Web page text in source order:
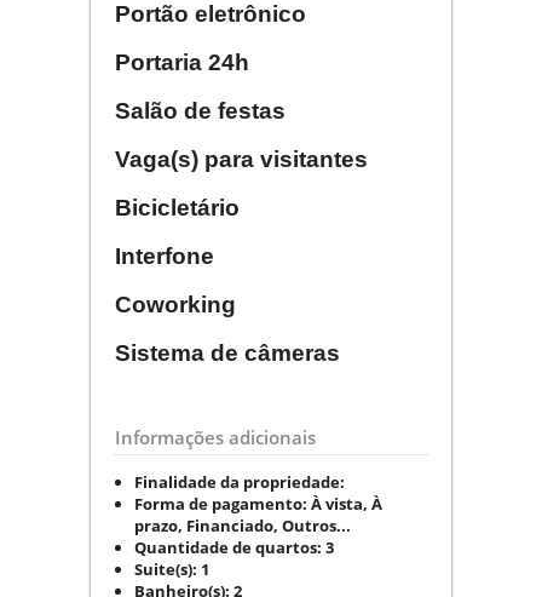
Portão eletrônico
Portaria 24h
Salão de festas
Vaga(s) para visitantes
Bicicletário
Interfone
Coworking
Sistema de câmeras
Informações adicionais
Finalidade da propriedade:
Forma de pagamento: À vista, À
prazo, Financiado, Outros...
Quantidade de quartos: 3
Suite(s): 1
Banheiro(s): 2